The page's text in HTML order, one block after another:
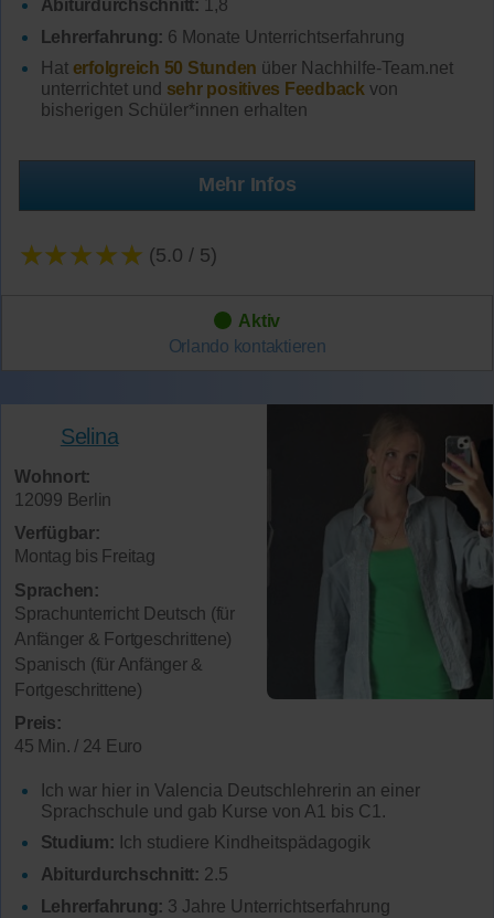
Abiturdurchschnitt: 1,8
Lehrerfahrung: 6 Monate Unterrichtserfahrung
Hat erfolgreich 50 Stunden über Nachhilfe-Team.net
unterrichtet und sehr positives Feedbackvon
bisherigen Schüler*innen erhalten
Mehr Infos
★★★★★ (5.0 / 5)
Aktiv
Orlando kontaktieren
Selina
Wohnort:
12099 Berlin
Verfügbar:
Montag bis Freitag
Sprachen:
Sprachunterricht Deutsch (für
Anfänger & Fortgeschrittene)
Spanisch (für Anfänger &
Fortgeschrittene)
Preis:
45 Min. / 24 Euro
Ich war hier in Valencia Deutschlehrerin an einer
Sprachschule und gab Kurse von A1 bis C1.
Studium: Ich studiere Kindheitspädagogik
Abiturdurchschnitt: 2.5
Lehrerfahrung: 3 Jahre Unterrichtserfahrung